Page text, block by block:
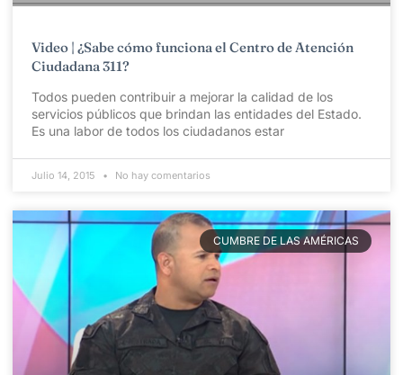
Video | ¿Sabe cómo funciona el Centro de Atención
Ciudadana 311?
Todos pueden contribuir a mejorar la calidad de los
servicios públicos que brindan las entidades del Estado.
Es una labor de todos los ciudadanos estar
Julio 14, 2015 No hay comentarios
CUMBRE DE LAS AMÉRICAS